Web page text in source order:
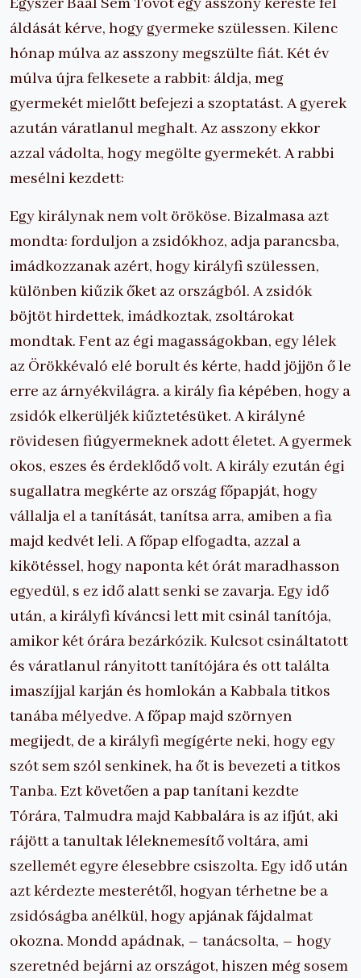
Egyszer Báál Sém Tovot egy asszony kereste fel
áldását kérve, hogy gyermeke szülessen. Kilenc
hónap múlva az asszony megszülte fiát. Két év
múlva újra felkesete a rabbit: áldja, meg
gyermekét mielőtt befejezi a szoptatást. A gyerek
azután váratlanul meghalt. Az asszony ekkor
azzal vádolta, hogy megölte gyermekét. A rabbi
mesélni kezdett:
Egy királynak nem volt örököse. Bizalmasa azt
mondta: forduljon a zsidókhoz, adja parancsba,
imádkozzanak azért, hogy királyfi szülessen,
különben kiűzik őket az országból. A zsidók
böjtöt hirdettek, imádkoztak, zsoltárokat
mondtak. Fent az égi magasságokban, egy lélek
az Örökkévaló elé borult és kérte, hadd jöjjön ő le
erre az árnyékvilágra. a király fia képében, hogy a
zsidók elkerüljék kiűztetésüket. A királyné
rövidesen fiúgyermeknek adott életet. A gyermek
okos, eszes és érdeklődő volt. A király ezután égi
sugallatra megkérte az ország főpapját, hogy
vállalja el a tanítását, tanítsa arra, amiben a fia
majd kedvét leli. A főpap elfogadta, azzal a
kikötéssel, hogy naponta két órát maradhasson
egyedül, s ez idő alatt senki se zavarja. Egy idő
után, a királyfi kíváncsi lett mit csinál tanítója,
amikor két órára bezárkózik. Kulcsot csináltatott
és váratlanul rányitott tanítójára és ott találta
imaszíjjal karján és homlokán a Kabbala titkos
tanába mélyedve. A főpap majd szörnyen
megijedt, de a királyfi megígérte neki, hogy egy
szót sem szól senkinek, ha őt is bevezeti a titkos
Tanba. Ezt követően a pap tanítani kezdte
Tórára, Talmudra majd Kabbalára is az ifjút, aki
rájött a tanultak léleknemesítő voltára, ami
szellemét egyre élesebbre csiszolta. Egy idő után
azt kérdezte mesterétől, hogyan térhetne be a
zsidóságba anélkül, hogy apjának fájdalmat
okozna. Mondd apádnak, – tanácsolta, – hogy
szeretnéd bejárni az országot, hiszen még sosem